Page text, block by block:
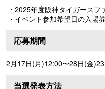
・2025年度阪神タイガースフ
・イベント参加希望日の入場
応募期間
2月17日(月)12:00〜28日(金
当選発表方法